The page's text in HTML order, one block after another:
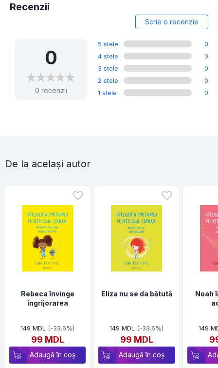
Recenzii
Scrie o recenzie
0
0 recenzii
5 stele
0
4 stele
0
3 stele
0
2 stele
0
1 stele
0
De la același autor
Rebeca învinge
îngrijorarea
149 MDL (-33.6%)
99 MDL
Adaugă în coș
Eliza nu se da bătută
149 MDL (-33.6%)
99 MDL
Adaugă în coș
Noah
149